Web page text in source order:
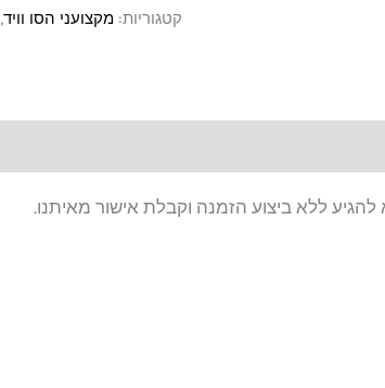
קטגוריות: מקצועני הסו וויד,
ללא ביצוע הזמנה וקבלת אישור מאיתנו.